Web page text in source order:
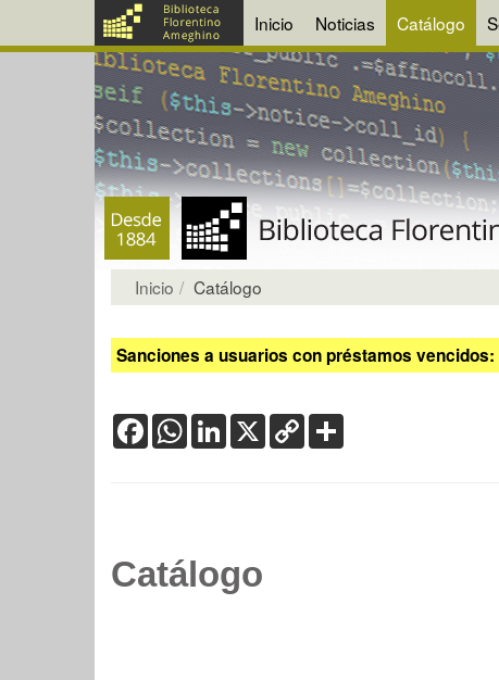
Inicio Noticias Catálogo
Inicio Catálogo
Sanciones a usuarios con préstamos
FacebookWhatsApp
LinkedIn
X Copy
Link
Catálogo